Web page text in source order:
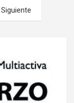
Siguiente